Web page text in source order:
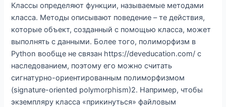
Классы определяют функции, называемые методами
класса. Методы описывают поведение – те действия,
которые объект, созданный с помощью класса, может
выполнять с данными. Более того, полиморфизм в
Python вообще не связан https://deveducation.com/ с
наследованием, поэтому его можно считать
сигнатурно-ориентированным полиморфизмом
(signature-oriented polymorphism)2. Например, чтобы
экземпляру класса «прикинуться» файловым
Через
Классы
Хабр